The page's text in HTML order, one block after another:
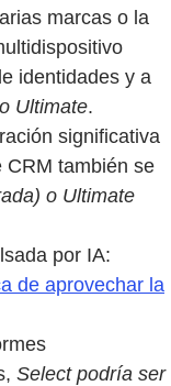
marcas o la
identidades y a
Ultimate.
significativa
CRM también se
o Ultimate
por IA:
de aprovechar la
Select podría ser